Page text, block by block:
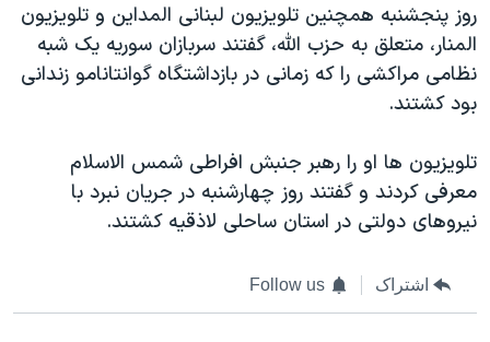
روز پنجشنبه همچنین تلویزیون لبنانی المداین و تلویزیون
المنار، متعلق به حزب الله، گفتند سربازان سوریه یک شبه
نظامی مراکشی را که زمانی در بازداشتگاه گوانتانامو زندانی
بود کشتند.
تلویزیون ها او را رهبر جنبش افراطی شمس الاسلام
معرفی کردند و گفتند روز چهارشنبه در جریان نبرد با
نیروهای دولتی در استان ساحلی لاذقیه کشتند.
اشتراک Follow us